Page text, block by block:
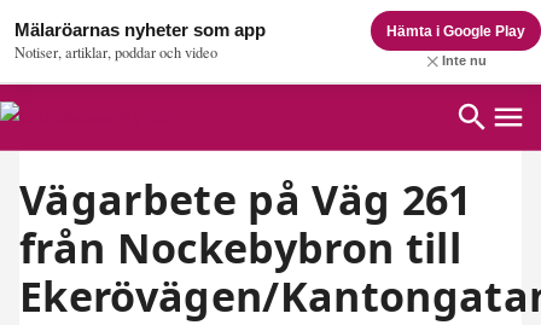
Mälaröarnas nyheter som app
Notiser, artiklar, poddar och video
Hämta i Google Play
Inte nu
Vägarbete på Väg 261
från Nockebybron till
Ekerövägen/